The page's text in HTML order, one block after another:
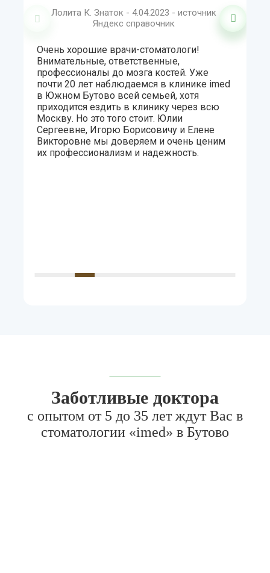
Лолита К. Знаток - 4.04.2023 - источник
Яндекс справочник
Очень хорошие врачи-стоматологи!
Внимательные, ответственные,
профессионалы до мозга костей. Уже
почти 20 лет наблюдаемся в клинике imed
в Южном Бутово всей семьей, хотя
приходится ездить в клинику через всю
Москву. Но это того стоит. Юлии
Сергеевне, Игорю Борисовичу и Елене
Викторовне мы доверяем и очень ценим
их профессионализм и надежность.
Заботливые доктора
с опытом от 5 до 35 лет ждут Вас в
стоматологии «imed» в Бутово